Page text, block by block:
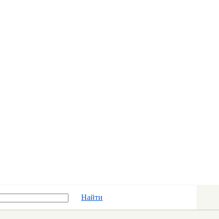
Найти